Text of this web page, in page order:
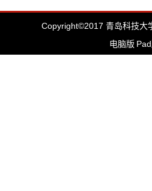
Copyright©2017 青岛科技大
电脑版